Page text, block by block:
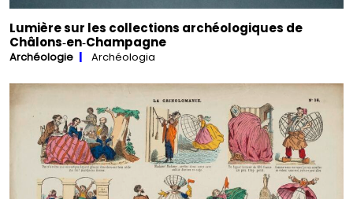
Lumière sur les collections archéologiques de
Châlons‑en‑Champagne
Archéologie Archéologia